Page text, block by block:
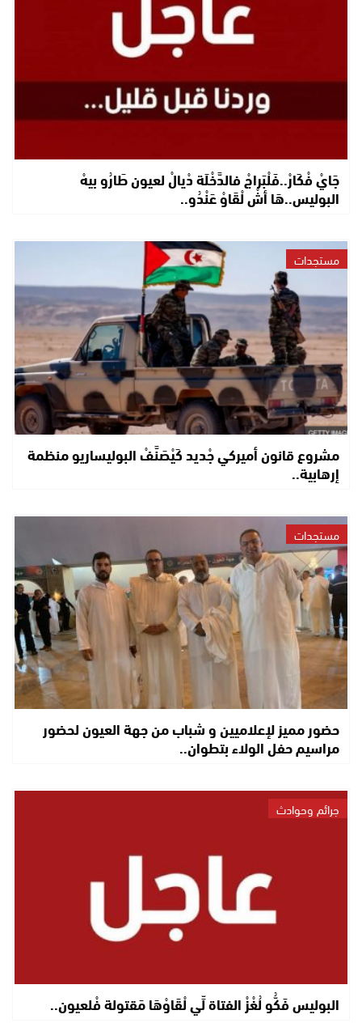
جَايْ فْكَارْ..فَلْبَراجْ فالدَّخْلَة دْيالْ لعيون طَارُو بيهْ
البوليس..هَا أشْ لْقَاوْ عَنْدُو..
مستجدات
مشروع قانون أميركي جْديد كَيْصَنَّفْ البوليساريو منظمة
إرهابية..
مستجدات
حضور مميز لإعلاميين و شباب من جهة العيون لحضور
مراسيم حفل الولاء بتطوان..
جرائم وحوادث
البوليس فَكُّو لُغْزْ الفتاة لِّي لْقَاوْهَا مَقتولة فْلعيون..